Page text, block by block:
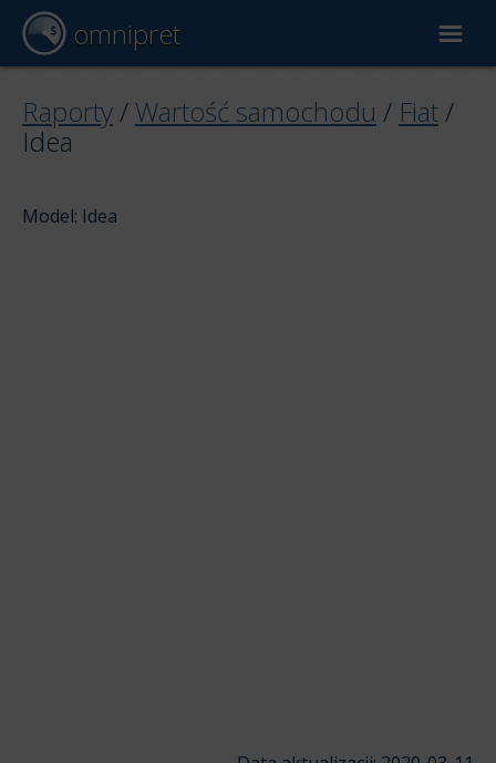
omnipret
Wycena samochodu
Raporty / Wartość samochodu / Fiat /
Idea
Model: Idea